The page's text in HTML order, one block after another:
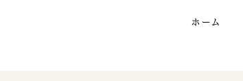
ホーム